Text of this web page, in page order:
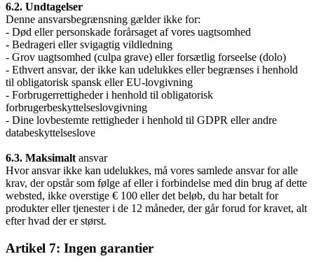
6.2. Undtagelser
Denne ansvarsbegrænsning gælder ikke for:
- Død eller personskade forårsaget af vores uagtsomhed
- Bedrageri eller svigagtig vildledning
- Grov uagtsomhed (culpa grave) eller forsætlig forseelse (dolo)
- Ethvert ansvar, der ikke kan udelukkes eller begrænses i henhold
til obligatorisk spansk eller EU-lovgivning
- Forbrugerrettigheder i henhold til obligatorisk
forbrugerbeskyttelseslovgivning
- Dine lovbestemte rettigheder i henhold til GDPR eller andre
databeskyttelseslove
6.3. Maksimaltansvar
Hvor ansvar ikke kan udelukkes, må vores samlede ansvar for alle
krav, der opstår som følge af eller i forbindelse med din brug af dette
websted, ikke overstige € 100 eller det beløb, du har betalt for
produkter eller tjenester i de 12 måneder, der går forud for kravet, alt
efter hvad der er størst.
Artikel 7: Ingen garantier